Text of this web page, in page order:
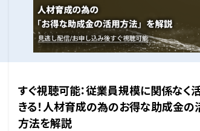
すぐ視聴可能：従業員規模に関係なく
きる！人材育成の為のお得な助成金の
方法を解説